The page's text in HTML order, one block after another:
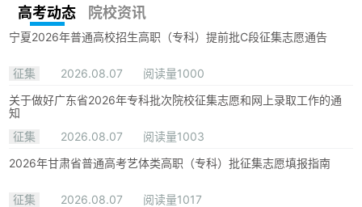
高考动态 院校资讯
宁夏2026年普通高校招生高职（专科）提前批C段征集志愿通告
征集 2026.08.07
阅读量1000
关于做好广东省2026年专科批次院校征集志愿和网上录取工作的通
知
征集
2026.08.07
阅读量1003
2026年甘肃省普通高考艺体类高职（专科）批征集志愿填报指南
征集 2026.08.07
阅读量1017